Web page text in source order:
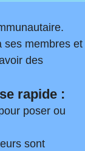
ses membres et
des
rapide :
poser ou
sont